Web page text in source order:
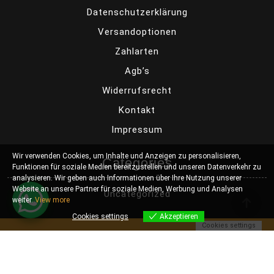
Datenschutzerklärung
Versandoptionen
Zahlarten
Agb’s
Widerrufsrecht
Kontakt
Impressum
Categories
Uncategorized
Automobile WordPress ThemeBy Themespride
Wir verwenden Cookies, um Inhalte und Anzeigen zu personalisieren,
Funktionen für soziale Medien bereitzustellen und unseren Datenverkehr zu
analysieren. Wir geben auch Informationen über Ihre Nutzung unserer
Website an unsere Partner für soziale Medien, Werbung und Analysen
weiter.View more
Cookies settings
Akzeptieren
Cookies settings